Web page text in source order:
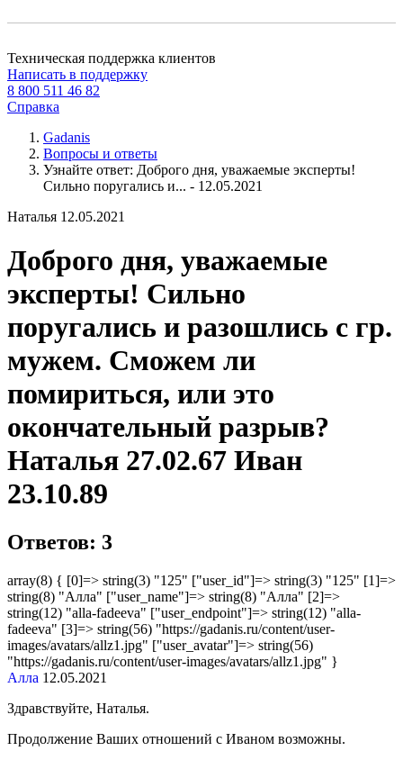
Техническая поддержка клиентов
Написать в поддержку
8 800 511 46 82
Справка
Gadanis
Вопросы и ответы
Узнайте ответ: Доброго дня, уважаемые эксперты!
Сильно поругались и... - 12.05.2021
Наталья 12.05.2021
Доброго дня, уважаемые
эксперты! Сильно
поругались и разошлись с гр.
мужем. Сможем ли
помириться, или это
окончательный разрыв?
Наталья 27.02.67 Иван
23.10.89
Ответов: 3
array(8) { [0]=> string(3) "125" ["user_id"]=> string(3) "125" [1]=>
string(8) "Алла" ["user_name"]=> string(8) "Алла" [2]=>
string(12) "alla-fadeeva" ["user_endpoint"]=> string(12) "alla-
fadeeva" [3]=> string(56) "https://gadanis.ru/content/user-
images/avatars/allz1.jpg" ["user_avatar"]=> string(56)
"https://gadanis.ru/content/user-images/avatars/allz1.jpg" }
Алла 12.05.2021
Здравствуйте, Наталья.
Продолжение Ваших отношений с Иваном возможны.